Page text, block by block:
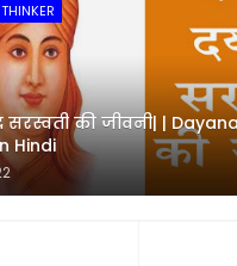
सरस्वती की जीवनी| |
Hindi